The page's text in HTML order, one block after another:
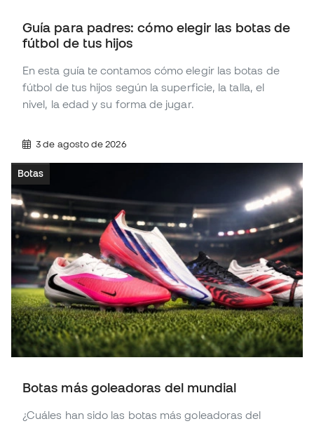
Guía para padres: cómo elegir las botas de
fútbol de tus hijos
En esta guía te contamos cómo elegir las botas de
fútbol de tus hijos según la superficie, la talla, el
nivel, la edad y su forma de jugar.
3 de agosto de 2026
Botas
Botas más goleadoras del mundial
¿Cuáles han sido las botas más goleadoras del